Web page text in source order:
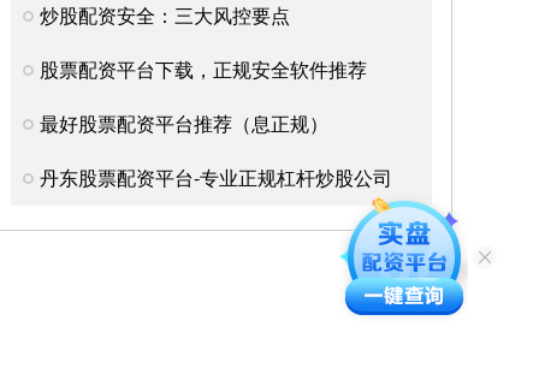
炒股配资安全：三大风控要点
股票配资平台下载，正规安全软件推荐
最好股票配资平台推荐（息正规）
丹东股票配资平台-专业正规杠杆炒股公司